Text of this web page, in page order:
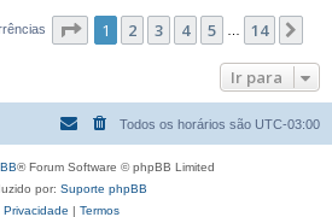
Página de 14
1 2 3 4 5 14
Ir para
Todos os horários são UTC-03:00
® Forum Software © phpBB Limited
por: Suporte phpBB
Privacidade | Termos